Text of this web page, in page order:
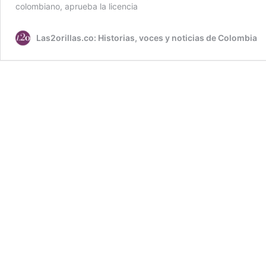
colombiano, aprueba la licencia
Las2orillas.co: Historias, voces y noticias de Colombia